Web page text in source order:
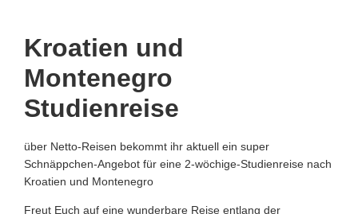
Kroatien und
Montenegro
Studienreise
über Netto-Reisen bekommt ihr aktuell ein super
Schnäppchen-Angebot für eine 2-wöchige-Studienreise nach
Kroatien und Montenegro
Freut Euch auf eine wunderbare Reise entlang der